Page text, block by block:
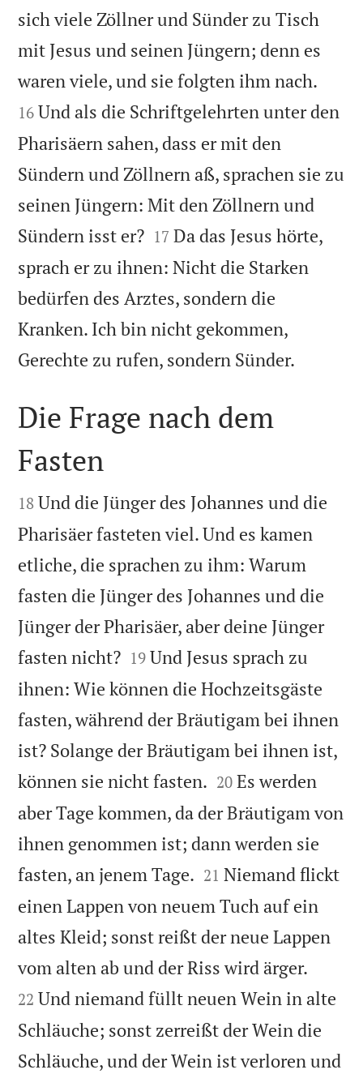
sich viele Zöllner und Sünder zu Tisch
mit Jesus und seinen Jüngern; denn es
waren viele, und sie folgten ihm nach.
16 Und als die Schriftgelehrten unter den
Pharisäern sahen, dass er mit den
Sündern und Zöllnern aß, sprachen sie zu
seinen Jüngern: Mit den Zöllnern und
Sündern isst er?
17 Da das Jesus hörte,
sprach er zu ihnen: Nicht die Starken
bedürfen des Arztes, sondern die
Kranken. Ich bin nicht gekommen,
Gerechte zu rufen, sondern Sünder.

Die Frage nach dem
Fasten

18 Und die Jünger des Johannes und die
Pharisäer fasteten viel. Und es kamen
etliche, die sprachen zu ihm: Warum
fasten die Jünger des Johannes und die
Jünger der Pharisäer, aber deine Jünger
fasten nicht?
19 Und Jesus sprach zu
ihnen: Wie können die Hochzeitsgäste
fasten, während der Bräutigam bei ihnen
ist? Solange der Bräutigam bei ihnen ist,
können sie nicht fasten. 

20 Es werden
aber Tage kommen, da der Bräutigam von
ihnen genommen ist; dann werden sie
fasten, an jenem Tage. 

21 Niemand flickt
einen Lappen von neuem Tuch auf ein
altes Kleid; sonst reißt der neue Lappen
vom alten ab und der Riss wird ärger.
22 Und niemand füllt neuen Wein in alte
Schläuche; sonst zerreißt der Wein die
Schläuche, und der Wein ist verloren und